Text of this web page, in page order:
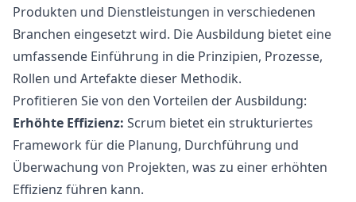
Produkten und Dienstleistungen in verschiedenen
Branchen eingesetzt wird. Die Ausbildung bietet eine
umfassende Einführung in die Prinzipien, Prozesse,
Rollen und Artefakte dieser Methodik.
Profitieren Sie von den Vorteilen der Ausbildung:
Erhöhte Effizienz: Scrum bietet ein strukturiertes
Framework für die Planung, Durchführung und
Überwachung von Projekten, was zu einer erhöhten
Effizienz führen kann.